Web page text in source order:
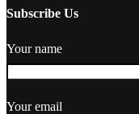
Subscribe Us
Your name
Your email